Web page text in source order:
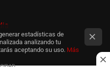
estadísticas de
analizando tu
aceptando su uso. Más